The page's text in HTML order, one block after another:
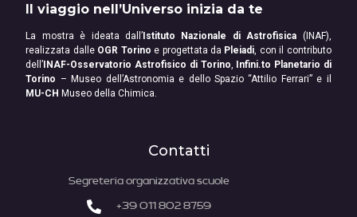
Il viaggio nell’Universo inizia da te
La mostra è ideata dall’Istituto Nazionale di Astrofisica (INAF),
realizzata dalle OGR Torino e progettata da Pleiadi , con il contributo
dell’INAF-Osservatorio Astrofisico di Torino Infini.to Planetario di
Torino – Museo dell’Astronomia e dello Spazio “Attilio Ferrari” e il
MU-CH Museo della Chimica.
Contatti
Segreteria organizzativa scuole
+39 011 802 8759